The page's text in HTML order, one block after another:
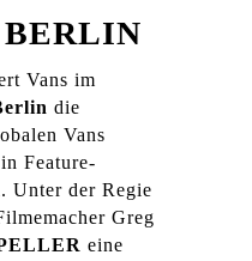
Vans im
die
Vans
Feature-
. Unter der Regie
Greg
eine